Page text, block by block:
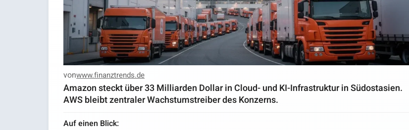
vonwww.finanztrends.de
Amazon steckt über 33 Milliarden Dollar in Cloud- und KI-Infrastruktur in Südostasien.
AWS bleibt zentraler Wachstumstreiber des Konzerns.
Auf einen Blick: